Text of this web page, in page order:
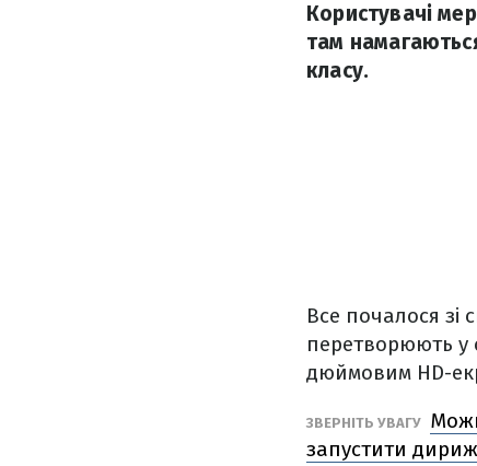
Користувачі
там
класу.
Все почалося зі
перетворюють у
дюймовим HD-
ЗВЕРНІТЬ УВАГУ
запустити